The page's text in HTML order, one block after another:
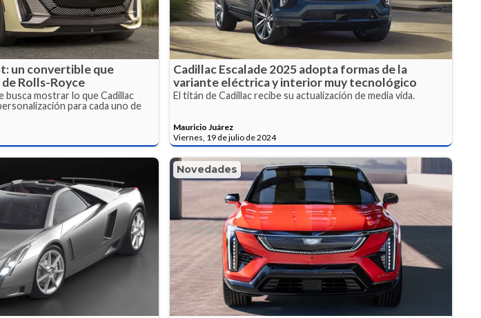
un convertible que
Rolls-Royce
busca mostrar lo que Cadillac
para cada uno de
Cadillac Escalade 2025 adopta formas de la
variante eléctrica y interior muy tecnológico
El titán de Cadillac recibe su actualización de media vida.
Mauricio Juárez
Viernes, 19 de julio de 2024
Novedades